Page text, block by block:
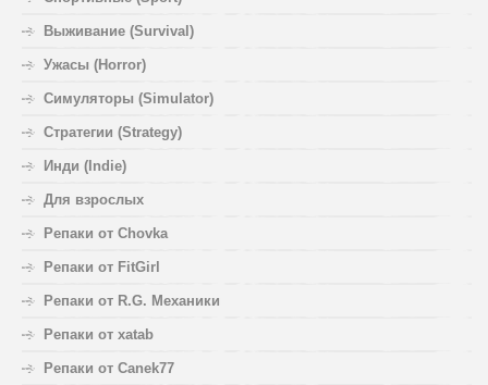
Выживание (Survival)
Ужасы (Horror)
Симуляторы (Simulator)
Стратегии (Strategy)
Инди (Indie)
Для взрослых
Репаки от Chovka
Репаки от FitGirl
Репаки от R.G. Механики
Репаки от xatab
Репаки от Canek77